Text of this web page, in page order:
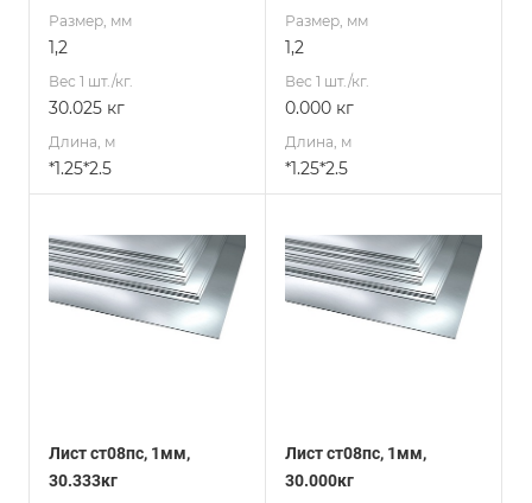
Размер, мм
1,2
Вес 1 шт./кг.
30.025 кг
Длина, м
*1.25*2.5
Размер, мм
1,2
Вес 1 шт./кг.
0.000 кг
Длина, м
*1.25*2.5
Лист ст08пс, 1мм,
30.333кг
Лист ст08пс, 1мм,
30.000кг